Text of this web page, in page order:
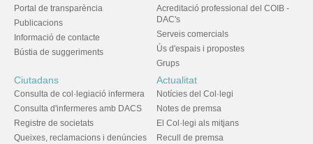
Portal de transparència
Publicacions
Informació de contacte
Bústia de suggeriments
Acreditació professional del COIB -
DAC's
Serveis comercials
Ús d'espais i propostes
Grups
Ciutadans
Consulta de col·legiació infermera
Consulta d'infermeres amb DACS
Registre de societats
Queixes, reclamacions i denúncies
Actualitat
Notícies del Col·legi
Notes de premsa
El Col·legi als mitjans
Recull de premsa